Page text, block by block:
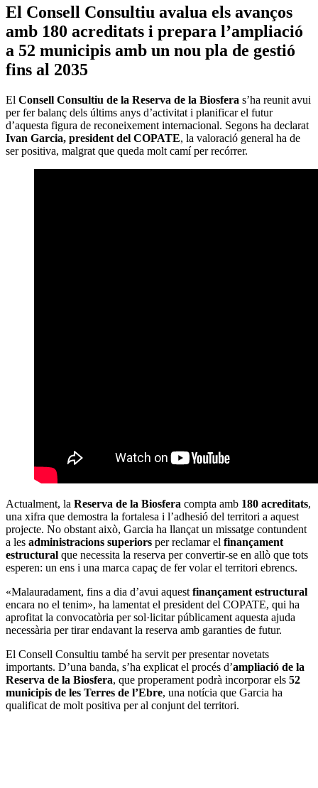
El Consell Consultiu avalua els avanços
amb 180 acreditats i prepara l’ampliació
a 52 municipis amb un nou pla de gestió
fins al 2035
El Consell Consultiu de la Reserva de la Biosfera s’ha reunit avui
per fer balanç dels últims anys d’activitat i planificar el futur
d’aquesta figura de reconeixement internacional. Segons ha declarat
Ivan Garcia, president del COPATE, la valoració general ha de
ser positiva, malgrat que queda molt camí per recórrer.
Actualment, la Reserva de la Biosfera compta amb 180 acreditats,
una xifra que demostra la fortalesa i l’adhesió del territori a aquest
projecte. No obstant això, Garcia ha llançat un missatge contundent
a les administracions superiors per reclamar el finançament
estructural que necessita la reserva per convertir-se en allò que tots
esperen: un ens i una marca capaç de fer volar el territori ebrencs.
«Malauradament, fins a dia d’avui aquest finançament estructural
encara no el tenim», ha lamentat el president del COPATE, qui ha
aprofitat la convocatòria per sol·licitar públicament aquesta ajuda
necessària per tirar endavant la reserva amb garanties de futur.
El Consell Consultiu també ha servit per presentar novetats
importants. D’una banda, s’ha explicat el procés d’ampliació de la
Reserva de la Biosfera, que properament podrà incorporar els 52
municipis de les Terres de l’Ebre, una notícia que Garcia ha
qualificat de molt positiva per al conjunt del territori.